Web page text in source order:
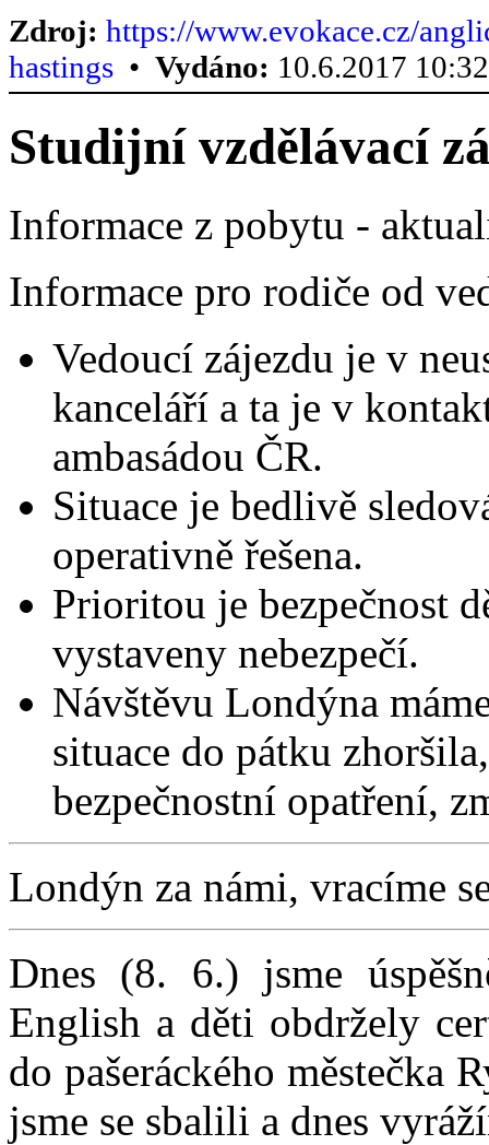
Zdroj: https://www.evokace.cz/
hastings • Vydáno: 10.6.2017
Studijní vzdělávací
Informace z pobytu -
Informace pro rodiče od
Vedoucí zájezdu je v
kanceláří a ta je v
ambasádou ČR.
Situace je bedlivě
operativně řešena.
Prioritou je bezpečnost
vystaveny nebezpečí.
Návštěvu Londýna
situace do pátku
bezpečnostní opatření,
Londýn za námi, vracíme
Dnes (8. 6.) jsme
English a děti obdržely
do pašeráckého městečka
jsme se sbalili a dnes